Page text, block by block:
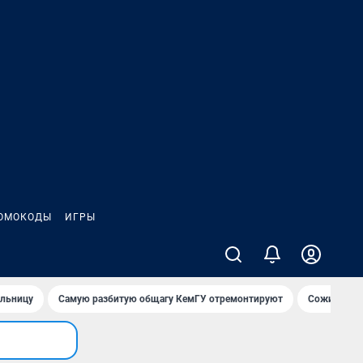
ИГРЫ
Самую разбитую общагу КемГУ отремонтируют